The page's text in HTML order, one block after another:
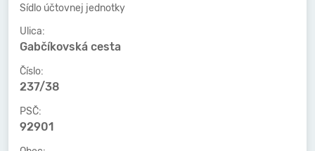
Sídlo účtovnej jednotky
Ulica:
Gabčíkovská cesta
Číslo:
237/38
PSČ:
92901